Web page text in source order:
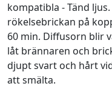
kompatibla - Tänd
rökelsebrickan på
60 min. Diffusorn blir
låt brännaren och
djupt svart och hårt
att smälta.